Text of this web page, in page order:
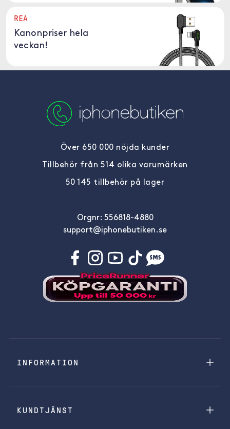
REA
Kanonpriser hela
veckan!
Över 650 000 nöjda kunder
Tillbehör från 514 olika varumärken
50 145 tillbehör på lager
Orgnr: 556818-4880
support@iphonebutiken.se
INFORMATION
KUNDTJÄNST